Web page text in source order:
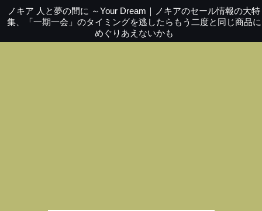
ノキア 人と夢の間に ～Your Dream ｜
ノキアのセール情報の大特
集、「一期一会」のタイミングを逃したらもう二度と同じ商品に
めぐりあえないかも